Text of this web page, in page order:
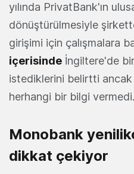
yılında PrivatBank'ın
dönüştürülmesiyle
girişimi için çalışmalara
içerisinde İngiltere'de
istediklerini belirtti
herhangi bir bilgi vermedi.
Monobank
dikkat çekiyor